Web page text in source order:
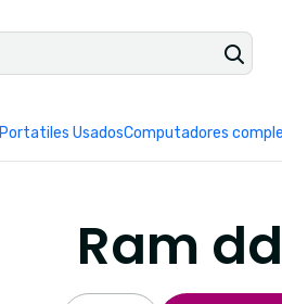
Portatiles UsadosComputadores
Ram